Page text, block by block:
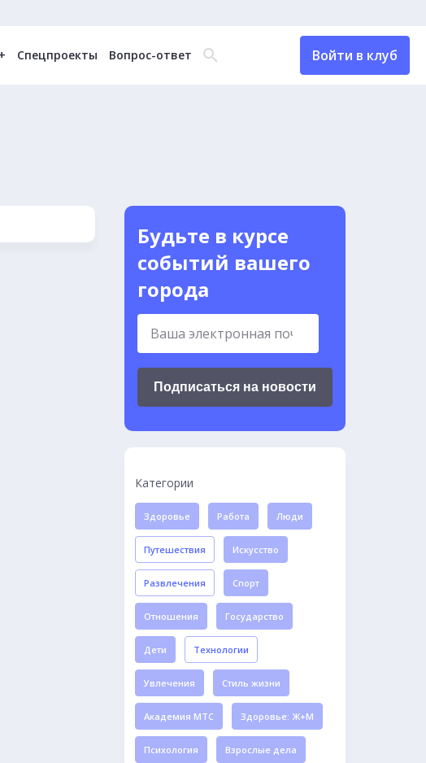
Спецпроекты Вопрос-ответ Войти в клуб
Будьте в курсе
событий вашего
города
Подписаться на новости
Категории
Здоровье Работа Люди
Путешествия Искусство
Развлечения Спорт
Отношения Государство
Дети Технологии
Увлечения Стиль жизни
Академия МТС Здоровье: Ж+М
Психология Взрослые дела